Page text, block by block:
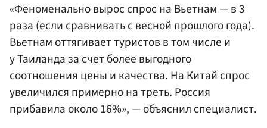
«Феноменально вырос спрос на Вьетнам — в 3
раза (если сравнивать с весной прошлого года).
Вьетнам оттягивает туристов в том числе и
у Таиланда за счет более выгодного
соотношения цены и качества. На Китай спрос
увеличился примерно на треть. Россия
прибавила около 16%», — объяснил специалист.